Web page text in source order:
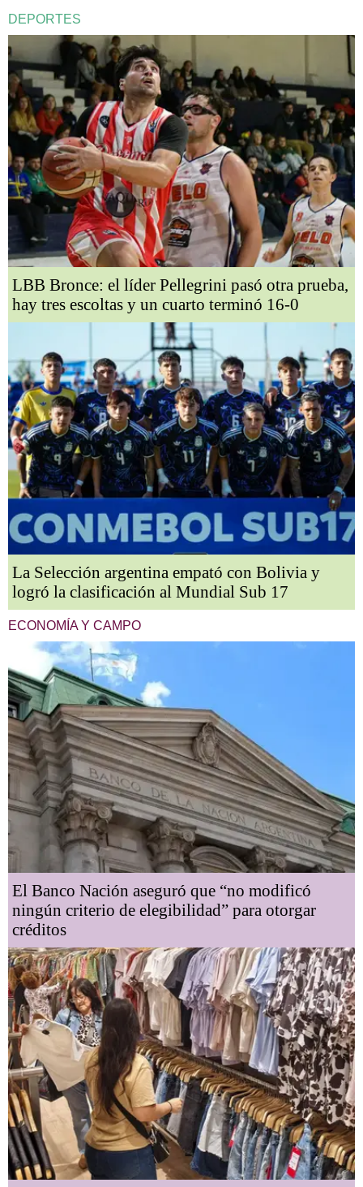
DEPORTES
LBB Bronce: el líder Pellegrini pasó otra prueba,
hay tres escoltas y un cuarto terminó 16-0
La Selección argentina empató con Bolivia y
logró la clasificación al Mundial Sub 17
ECONOMÍA Y CAMPO
El Banco Nación aseguró que “no modificó
ningún criterio de elegibilidad” para otorgar
créditos